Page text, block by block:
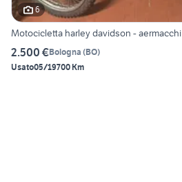
6
Motocicletta harley davidson - aermacchi
2.500 €Bologna (BO)
Usato05/19700 Km